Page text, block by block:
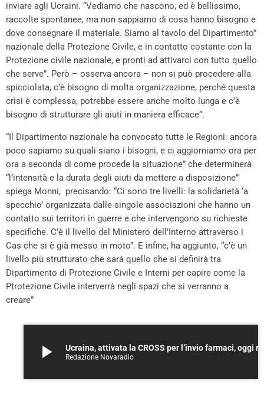
inviare agli Ucraini. “Vediamo che nascono, ed è bellissimo,
raccolte spontanee, ma non sappiamo di cosa hanno bisogno e
dove consegnare il materiale. Siamo al tavolo del Dipartimento”
nazionale della Protezione Civile, e in contatto costante con la
Protezione civile nazionale, e pronti ad attivarci con tutto quello
che serve”. Però – osserva ancora – non si può procedere alla
spicciolata, c’è bisogno di molta organizzazione, perché questa
crisi è complessa, potrebbe essere anche molto lunga e c’è
bisogno di strutturare gli aiuti in maniera efficace”.
“Il Dipartimento nazionale ha convocato tutte le Regioni: ancora
poco sapiamo su quali siano i bisogni, e ci aggiorniamo ora per
ora a seconda di come procede la situazione” che determinerà
“l’intensità e la durata degli aiuti da mettere a disposizione”
spiega Monni, precisando: “Ci sono tre livelli: la solidarietà ‘a
specchio’ organizzata dalle singole associazioni che hanno un
contatto sui territori in guerre e che intervengono su richieste
specifiche. C’è il livello del Ministero dell’Interno attraverso i
Cas che si è già messo in moto”. E infine, ha aggiunto, “c’è un
livello più strutturato che sarà quello che si definirà tra
Dipartimento di Protezione Civile e Interni per capire come la
Ptrotezione Civile interverrà negli spazi che si verranno a
creare”
play_arrow Redazione Novaradio